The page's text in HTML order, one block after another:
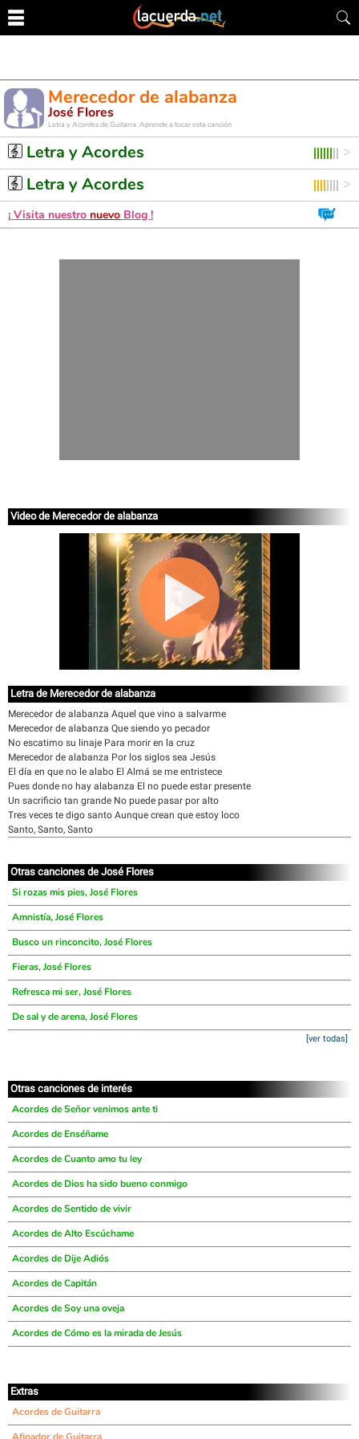
Merecedor de alabanza
José Flores
Letra y Acordes de Guitarra. Aprende a tocar esta canción
Letra y Acordes
Letra y Acordes
¡ Visita nuestro nuevo Blog !
Video de Merecedor de alabanza
Letra de Merecedor de alabanza
Merecedor de alabanza Aquel que vino a salvarme
Merecedor de alabanza Que siendo yo pecador
No escatimo su linaje Para morir en la cruz
Merecedor de alabanza Por los siglos sea Jesús
El día en que no le alabo El Almá se me entristece
Pues donde no hay alabanza El no puede estar presente
Un sacrificio tan grande No puede pasar por alto
Tres veces te digo santo Aunque crean que estoy loco
Santo, Santo, Santo
Otras canciones de José Flores
Si rozas mis pies, José Flores
Amnistía, José Flores
Busco un rinconcito, José Flores
Fieras, José Flores
Refresca mi ser, José Flores
De sal y de arena, José Flores
[ver todas]
Otras canciones de interés
Acordes de Señor venimos ante ti
Acordes de Enséñame
Acordes de Cuanto amo tu ley
Acordes de Dios ha sido bueno conmigo
Acordes de Sentido de vivir
Acordes de Alto Escúchame
Acordes de Dije Adiós
Acordes de Capitán
Acordes de Soy una oveja
Acordes de Cómo es la mirada de Jesús
Extras
Acordes de Guitarra